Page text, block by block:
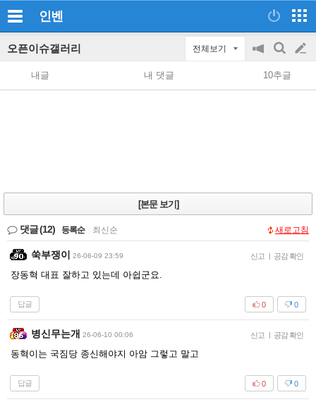
인벤
오픈이슈갤러리 전체보기
공
지
on/off
검
색
글
쓰
내글 내 댓글 10추글
[본문 보기]
댓글(12) 등록순 최신순 새로고침
쑥부쟁이 26-06-09 23:59 신고 | 공감 확인
장동혁 대표 잘하고 있는데 아쉽군요.
답글 0
0
병신무는개 26-06-10 00:06 신고 | 공감 확인
동혁이는 국짐당 종신해야지 아암 그렇고 말고
답글 0
0